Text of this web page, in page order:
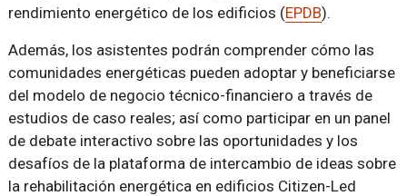
rendimiento energético de los edificios (EPDB).
Además, los asistentes podrán comprender cómo las
comunidades energéticas pueden adoptar y beneficiarse
del modelo de negocio técnico-financiero a través de
estudios de caso reales; así como participar en un panel
de debate interactivo sobre las oportunidades y los
desafíos de la plataforma de intercambio de ideas sobre
la rehabilitación energética en edificios Citizen-Led